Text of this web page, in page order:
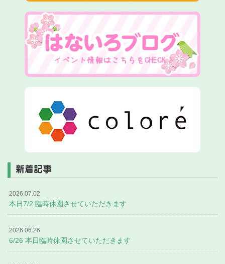
新着記事
2026.07.02
本日7/2 臨時休園させていただきます
2026.06.26
6/26 本日臨時休園させていただきます